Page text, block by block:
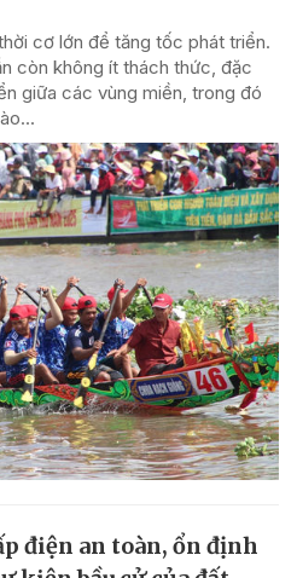
cơ lớn để tăng tốc phát triển.
còn không ít thách thức, đặc
giữa các vùng miền, trong đó
điện an toàn, ổn định